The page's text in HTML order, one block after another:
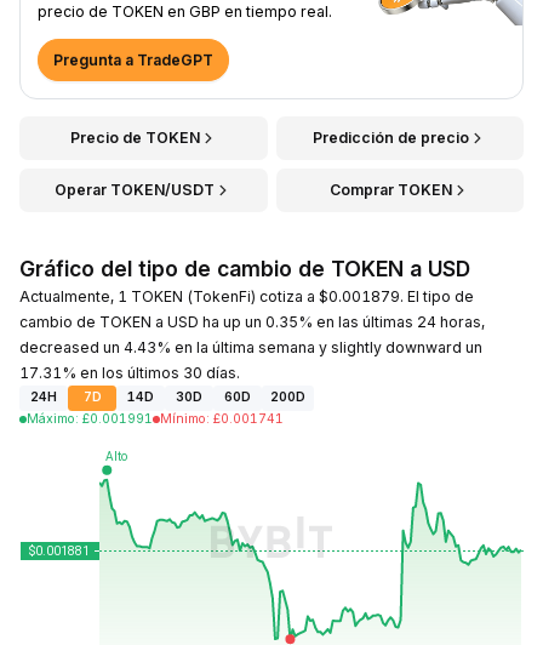
precio de TOKEN en GBP en tiempo real.
Pregunta a TradeGPT
Precio de TOKEN Predicción de precio
Operar TOKEN/USDT Comprar TOKEN
Gráfico del tipo de cambio de TOKEN a USD
Actualmente, 1 TOKEN (TokenFi) cotiza a $0.001879. El tipo de
cambio de TOKEN a USD ha up un 0.35% en las últimas 24 horas,
decreased un 4.43% en la última semana y slightly downward un
17.31% en los últimos 30 días.
24H 7D 14D 30D 60D
200D
Máximo: £0.001991 Mínimo: £0.001741